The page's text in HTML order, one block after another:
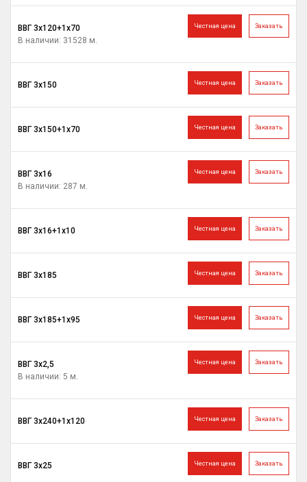
Заказать
Честная цена
ВВГ 3х120+1х70
В наличии: 31528 м.
Заказать
Честная цена
ВВГ 3х150
Заказать
Честная цена
ВВГ 3х150+1х70
Заказать
Честная цена
ВВГ 3х16
В наличии: 287 м.
Заказать
Честная цена
ВВГ 3х16+1х10
Заказать
Честная цена
ВВГ 3х185
Заказать
Честная цена
ВВГ 3х185+1х95
Заказать
Честная цена
ВВГ 3х2,5
В наличии: 5 м.
Заказать
Честная цена
ВВГ 3х240+1х120
Заказать
Честная цена
ВВГ 3х25